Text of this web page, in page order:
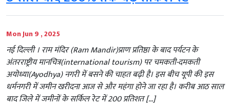
Mon Jun 9 , 2025
नई दिल्‍ली । राम मंदिर (Ram Mandir)प्राण प्रतिष्ठा के बाद पर्यटन के
अंतरराष्ट्रीय मानचित्र(international tourism) पर चमकती-दमकती
अयोध्या(Ayodhya) नगरी में बसने की चाहत बढ़ी है। इस बीच यूपी की इस
धर्मनगरी में जमीन खरीदना आज से और महंगा होने जा रहा है। करीब आठ साल
बाद जिले में जमीनों के सर्किल रेट में 200 प्रतिशत […]